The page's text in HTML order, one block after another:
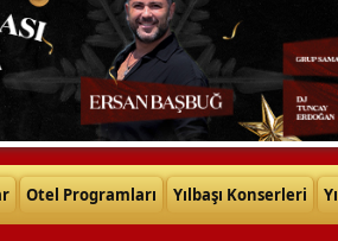
Otel Programları Yılbaşı Konserleri